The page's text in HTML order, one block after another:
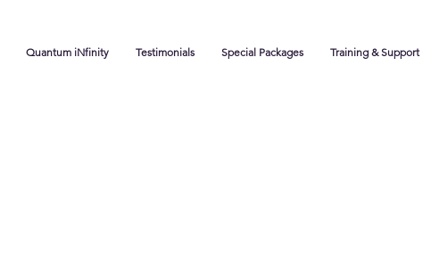
Quantum iNfinity Testimonials Special Packages Training & Support